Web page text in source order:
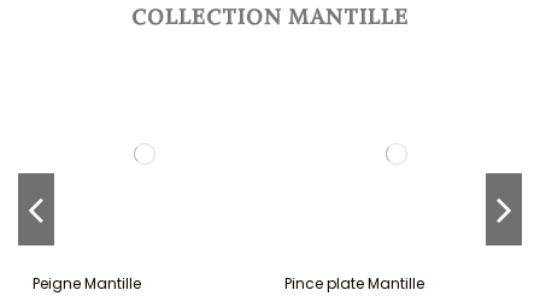
COLLECTION MANTILLE
Peigne Mantille Pince plate Mantille